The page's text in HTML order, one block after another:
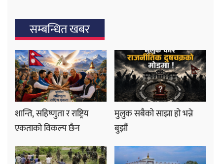
सम्बन्धित खबर
शान्ति, सहिष्णुता र राष्ट्रिय
एकताको विकल्प छैन
मुलुक सबैको साझा हो भन्ने
बुझौं